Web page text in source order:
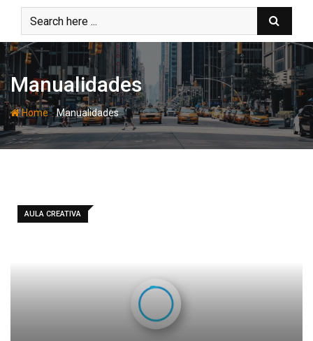
content
Manualidades
Home-Manualidades
AULA CREATIVA